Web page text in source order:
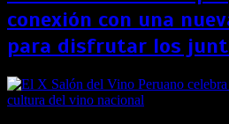
conexión con una
para disfrutar los